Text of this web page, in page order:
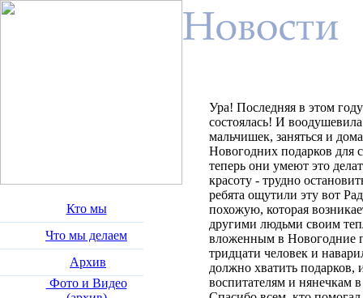
Кто мы
Что мы делаем
Архив
Фото и Видео
Ура! Последняя в этом
состоялась! И
мальчишек, заняться и
Новогодних подарков для
теперь они умеют это
красоту - трудно
ребята ощутили эту вот
похожую, которая
другими людьми своим
вложенным в Новогодние
тридцати человек и
должно хватить подарков,
воспитателям и нянечкам